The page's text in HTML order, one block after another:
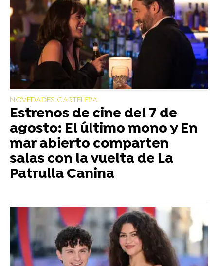
NOVEDADES CARTELERA
Estrenos de cine del 7 de
agosto: El último mono y En
mar abierto comparten
salas con la vuelta de La
Patrulla Canina